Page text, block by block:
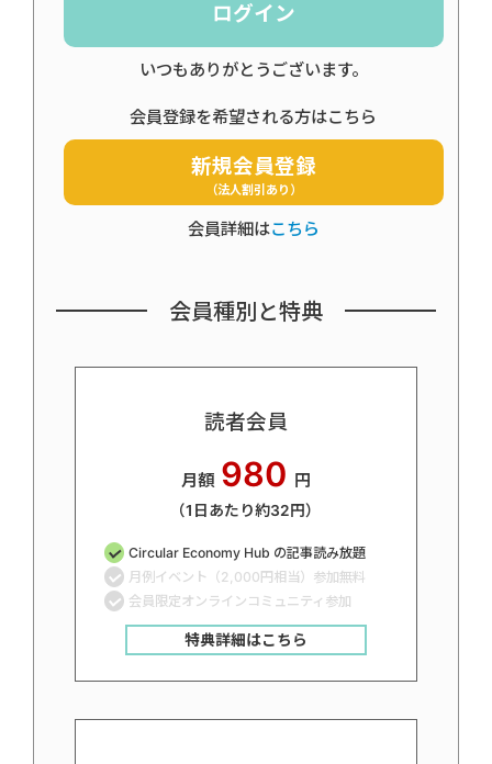
ログイン
いつもありがとうございます。
会員登録を希望される方はこちら
新規会員登録
（法人割引あり）
会員詳細はこちら
会員種別と特典
読者会員
月額 980 円
（1日あたり約32円）
Circular Economy Hub の記事読み放題
月例イベント（2,000円相当）参加無料
会員限定オンラインコミュニティ参加
特典詳細はこちら